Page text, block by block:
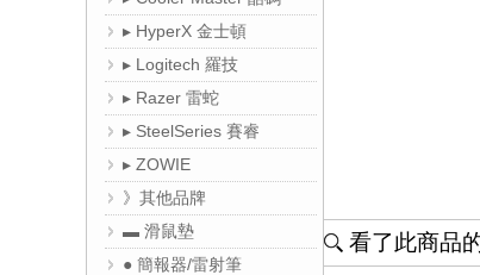
看了此商品
▸ HyperX 金士頓
▸ Logitech 羅技
▸ Razer 雷蛇
▸ SteelSeries 賽睿
▸ ZOWIE
》其他品牌
▬ 滑鼠墊
● 簡報器/雷射筆